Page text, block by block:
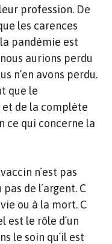
profession. De
les carences
pandémie est
aurions perdu
n’en avons perdu.
que le
et de la complète
ce qui concerne la
n´est pas
de l´argent. C
ou à la mort. C
est le rôle d´un
le soin qu´il est